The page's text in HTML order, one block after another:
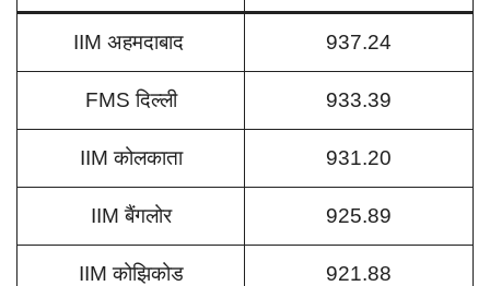
IIM अहमदाबाद 937.24
FMS दिल्ली 933.39
IIM कोलकाता 931.20
IIM बैंगलोर 925.89
IIM कोझिकोड 921.88